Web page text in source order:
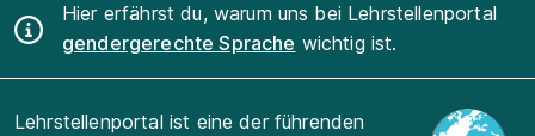
Hier erfährst du, warum uns bei Lehrstellenportal
gendergerechte Sprache wichtig ist.
Lehrstellenportal ist eine der führenden